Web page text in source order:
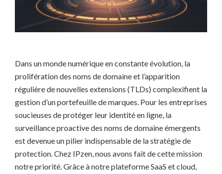
Dans un monde numérique en constante évolution, la
prolifération des noms de domaine et l’apparition
régulière de nouvelles extensions (TLDs) complexifient la
gestion d’un portefeuille de marques. Pour les entreprises
soucieuses de protéger leur identité en ligne, la
surveillance proactive des noms de domaine émergents
est devenue un pilier indispensable de la stratégie de
protection. Chez IPzen, nous avons fait de cette mission
notre priorité. Grâce à notre plateforme SaaS et cloud,